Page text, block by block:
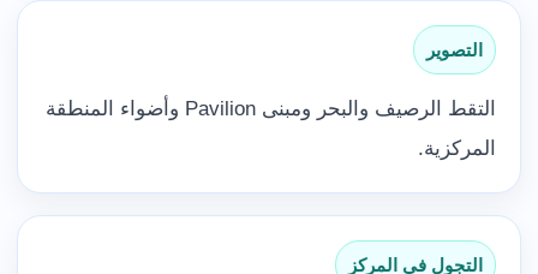
التصوير
التقط الرصيف والبحر ومبنى Pavilion وأضواء المنطقة
المركزية.
التجول في المركز